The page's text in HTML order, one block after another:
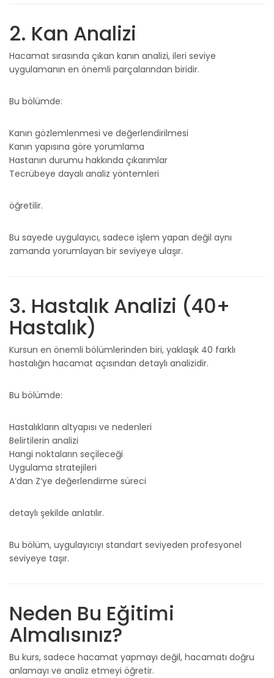
2. Kan Analizi
Hacamat sırasında çıkan kanın analizi, ileri seviye
uygulamanın en önemli parçalarından biridir.
Bu bölümde:
Kanın gözlemlenmesi ve değerlendirilmesi
Kanın yapısına göre yorumlama
Hastanın durumu hakkında çıkarımlar
Tecrübeye dayalı analiz yöntemleri
öğretilir.
Bu sayede uygulayıcı, sadece işlem yapan değil aynı
zamanda yorumlayan bir seviyeye ulaşır.
3. Hastalık Analizi (40+
Hastalık)
Kursun en önemli bölümlerinden biri, yaklaşık 40 farklı
hastalığın hacamat açısından detaylı analizidir.
Bu bölümde:
Hastalıkların altyapısı ve nedenleri
Belirtilerin analizi
Hangi noktaların seçileceği
Uygulama stratejileri
A’dan Z’ye değerlendirme süreci
detaylı şekilde anlatılır.
Bu bölüm, uygulayıcıyı standart seviyeden profesyonel
seviyeye taşır.
Neden Bu Eğitimi
Almalısınız?
Bu kurs, sadece hacamat yapmayı değil, hacamatı doğru
anlamayı ve analiz etmeyi öğretir.